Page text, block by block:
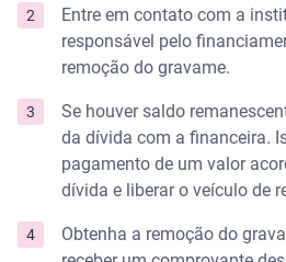
Entre em contato com a
responsável pelo
remoção do gravame.
Se houver saldo
da dívida com a financeira.
pagamento de um valor
dívida e liberar o veículo de
Obtenha a remoção do